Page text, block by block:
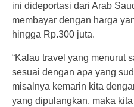
ini dideportasi dari Arab
membayar dengan harga
hingga Rp.300 juta.
“Kalau travel yang menurut
sesuai dengan apa yang
misalnya kemarin kita
yang dipulangkan, maka